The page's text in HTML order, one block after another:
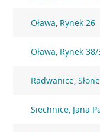
Oława, Rynek 26
Oława, Rynek
Radwanice,
Siechnice, Jana